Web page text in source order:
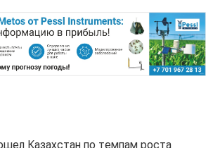
Казахстан по темпам роста